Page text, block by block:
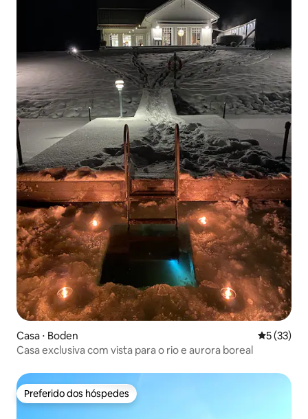
Casa ⋅ Boden 5 de uma
5 (33)
Casa exclusiva com vista para o rio e aurora boreal
Preferido dos hóspedes
Preferido dos hóspedes